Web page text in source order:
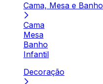
Cama, Mesa e Banho
Cama
Mesa
Banho
Infantil
Decoração